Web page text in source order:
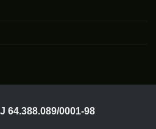
64.388.089/0001-98